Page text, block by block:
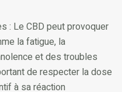
: Le CBD peut provoquer
la fatigue, la
et des troubles
de respecter la dose
à sa réaction